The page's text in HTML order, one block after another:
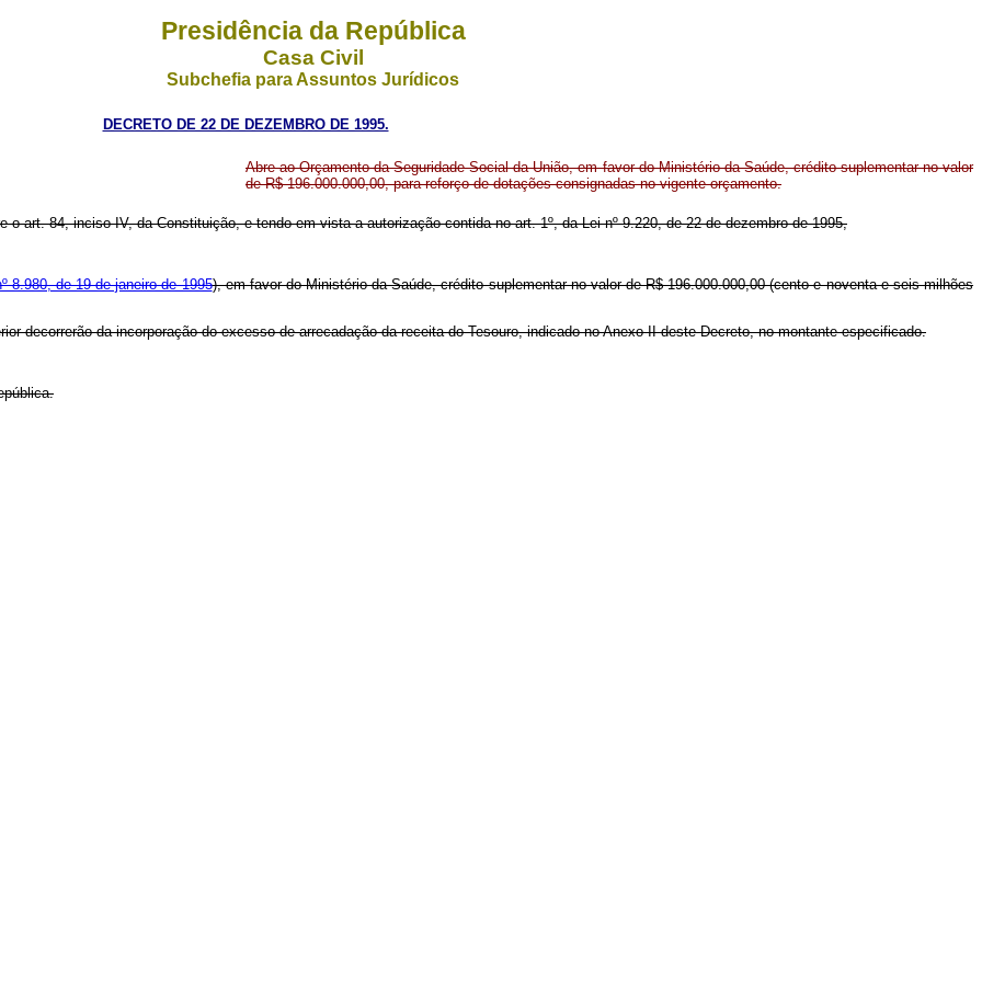
Presidência da República
Casa Civil
Subchefia para Assuntos Jurídicos
DECRETO DE 22 DE DEZEMBRO DE 1995.
Abre ao Orçamento da Seguridade Social da União, em favor do Ministério da Saúde, crédito suplementar no valor
de R$ 196.000.000,00, para reforço de dotações consignadas no vigente orçamento.
o art. 84, inciso IV, da Constituição, e tendo em vista a autorização contida no art. 1º, da Lei nº 9.220, de 22 de dezembro de 1995,
8.980, de 19 de janeiro de 1995), em favor do Ministério da Saúde, crédito suplementar no valor de R$ 196.000.000,00 (cento e noventa e seis milhões
decorrerão da incorporação do excesso de arrecadação da receita do Tesouro, indicado no Anexo II deste Decreto, no montante especificado.